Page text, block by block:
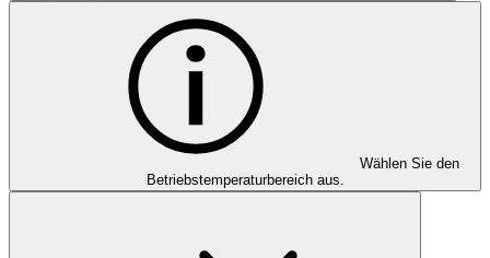
Wählen Sie den
Betriebstemperaturbereich aus.